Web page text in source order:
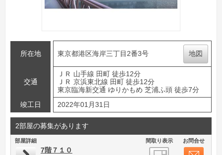
所在地 東京都港区海岸三丁目2番3号 地図
交通
ＪＲ 山手線 田町 徒歩12分
ＪＲ 京浜東北線 田町 徒歩12分
東京臨海新交通 ゆりかもめ 芝浦ふ頭 徒歩7分
竣工日
2022年01月31日
2部屋の募集があります
部屋詳細 間取り表示 お問合せ
7階７１０